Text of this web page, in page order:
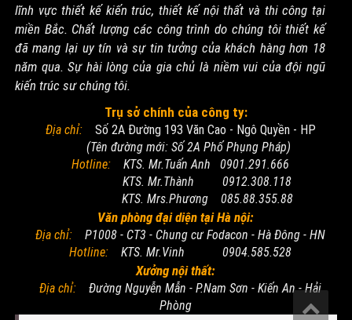
lĩnh vực thiết kế kiến trúc, thiết kế nội thất và thi công tại
miền Bắc. Chất lượng các công trình do chúng tôi thiết kế
đã mang lại uy tín và sự tin tưởng của khách hàng hơn 18
năm qua. Sự hài lòng của gia chủ là niềm vui của đội ngũ
kiến trúc sư chúng tôi.
Trụ sở chính của công ty:
Địa chỉ:Số 2A Đường 193 Văn Cao - Ngô Quyền - HP
(Tên đường mới: Số 2A Phố Phụng Pháp)
Hotline: KTS. Mr.Tuấn Anh 0901.291.666
KTS. Mr.Thành 0912.308.118
KTS. Mrs.Phương 085.88.355.88
Văn phòng đại diện tại Hà nội:
Địa chỉ: P1008 - CT3 - Chung cư Fodacon - Hà Đông - HN
Hotline: KTS. Mr.Vinh 0904.585.528
Xưởng nội thất:
Địa chỉ: Đường Nguyễn Mẫn - P.Nam Sơn - Kiến An - Hải
Phòng